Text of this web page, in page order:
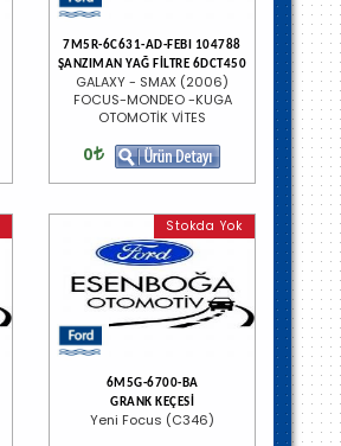
7M5R-6C631-AD-FEBI 104788
ŞANZIMAN YAĞ FİLTRE 6DCT450
GALAXY - SMAX (2006)
FOCUS-MONDEO -KUGA
OTOMOTİK VİTES
0
Stokda Yok
6M5G-6700-BA
GRANK KEÇESİ
Yeni Focus (C346)